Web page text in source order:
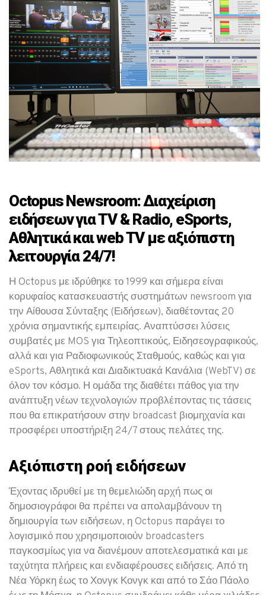
OctopusNewsroom: Διαχείριση
ειδήσεων για TV & Radio, eSports,
Αθλητικά και web TV με αξιόπιστη
λειτουργία 24/7!
Η Octopus με ιδρύθηκε το 1999 και σήμερα είναι
κορυφαίος κατασκευαστής συστημάτων newsroom για
την Αίθουσα Σύνταξης (Ειδήσεων), διαθέτοντας 20
χρόνια σημαντικής εμπειρίας. Αναπτύσσει λύσεις
συμβατές με MOS για Τηλεοπτικούς, Ειδησεογραφικούς,
αλλά και για Ραδιοφωνικούς Σταθμούς, καθώς και για
eSports, Αθλητικά και Διαδικτυακά Κανάλια (WebTV) σε
όλον τον κόσμο. Η ομάδα της διαθέτει πάθος για την
ανάπτυξη νέων τεχνολογιών προβλέποντας τις τάσεις
που θα επικρατήσουν στην broadcast βιομηχανία και
προσφέρει υποστήριξη 24/7 στους πελάτες της.
Αξιόπιστη ροή ειδήσεων
Έχοντας ιδρυθεί με τη θεμελιώδη αρχή πως οι
δημοσιογράφοι θα πρέπει να απολαμβάνουν τη
δημιουργία των ειδήσεων, η Octopus παράγει το
λογισμικό που χρησιμοποιούν broadcasters
παγκοσμίως για να διανέμουν αποτελεσματικά και με
ταχύτητα πλήρεις και ενδιαφέρουσες ειδήσεις. Από τη
Νέα Υόρκη έως το Χονγκ Κονγκ και από το Σάο Πάολο